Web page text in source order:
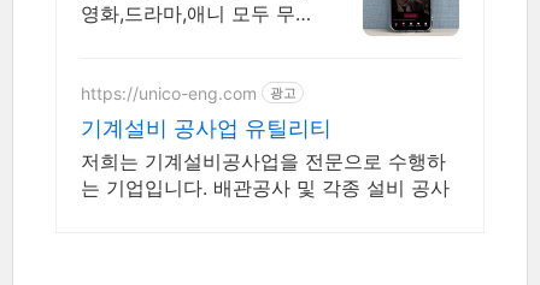
영화,드라마,애니 모두 무
https://unico-eng.com 광고
기계설비 공사업 유틸리티
저희는 기계설비공사업을 전문으로 수행하
는 기업입니다. 배관공사 및 각종 설비 공사